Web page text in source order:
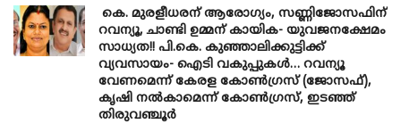
കെ. മുരളീധരന് ആരോഗ്യം, സണ്ണിജോസഫിന്
റവന്യൂ, ചാണ്ടി ഉമ്മന് കായിക- യുവജനക്ഷേമം
സാധ്യത!! പി.കെ. കുഞ്ഞാലിക്കുട്ടിക്ക്
വ്യവസായം- ഐടി വകുപ്പുകൾ… റവന്യൂ
വേണമെന്ന് കേരള കോൺഗ്രസ് (ജോസഫ്),
കൃഷി നൽകാമെന്ന് കോൺഗ്രസ്, ഇടഞ്ഞ്
തിരുവഞ്ചൂർ